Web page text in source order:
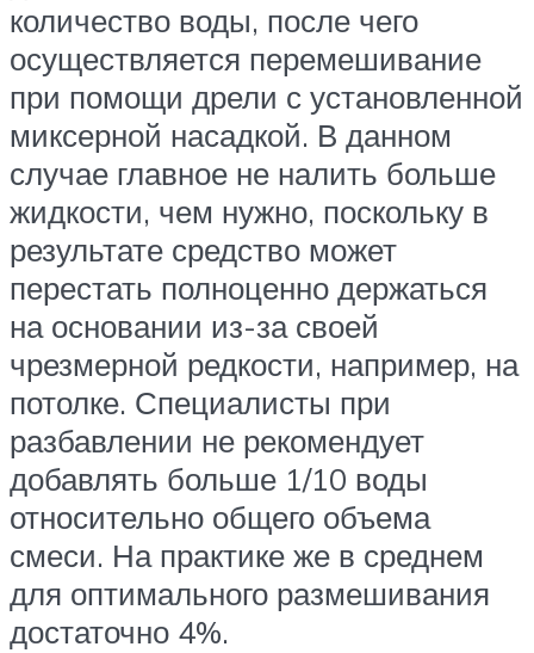
количество воды, после чего
осуществляется перемешивание
при помощи дрели с установленной
миксерной насадкой. В данном
случае главное не налить больше
жидкости, чем нужно, поскольку в
результате средство может
перестать полноценно держаться
на основании из-за своей
чрезмерной редкости, например, на
потолке. Специалисты при
разбавлении не рекомендует
добавлять больше 1/10 воды
относительно общего объема
смеси. На практике же в среднем
для оптимального размешивания
достаточно 4%.